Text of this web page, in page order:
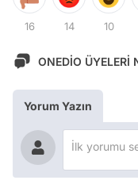
16 14 10
ONEDİO ÜYELERİ
Yorum Yazın